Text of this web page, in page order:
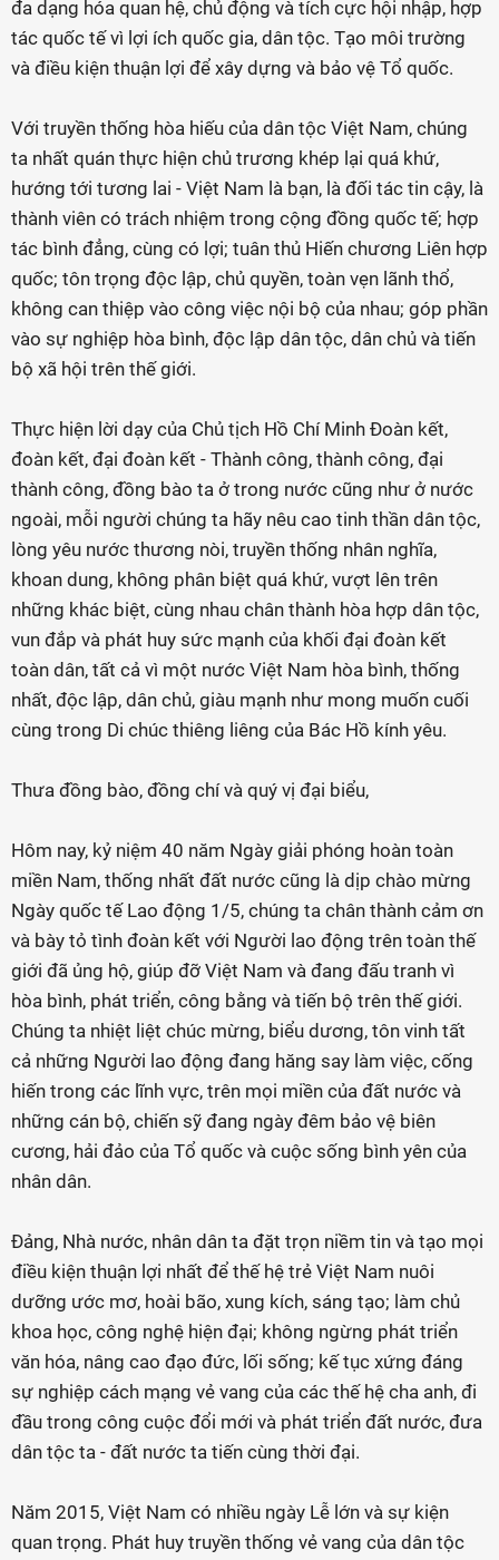
đa dạng hóa quan hệ, chủ động và tích cực hội nhập, hợp
tác quốc tế vì lợi ích quốc gia, dân tộc. Tạo môi trường
và điều kiện thuận lợi để xây dựng và bảo vệ Tổ quốc.
Với truyền thống hòa hiếu của dân tộc Việt Nam, chúng
ta nhất quán thực hiện chủ trương khép lại quá khứ,
hướng tới tương lai - Việt Nam là bạn, là đối tác tin cậy, là
thành viên có trách nhiệm trong cộng đồng quốc tế; hợp
tác bình đẳng, cùng có lợi; tuân thủ Hiến chương Liên hợp
quốc; tôn trọng độc lập, chủ quyền, toàn vẹn lãnh thổ,
không can thiệp vào công việc nội bộ của nhau; góp phần
vào sự nghiệp hòa bình, độc lập dân tộc, dân chủ và tiến
bộ xã hội trên thế giới.
Thực hiện lời dạy của Chủ tịch Hồ Chí Minh Đoàn kết,
đoàn kết, đại đoàn kết - Thành công, thành công, đại
thành công, đồng bào ta ở trong nước cũng như ở nước
ngoài, mỗi người chúng ta hãy nêu cao tinh thần dân tộc,
lòng yêu nước thương nòi, truyền thống nhân nghĩa,
khoan dung, không phân biệt quá khứ, vượt lên trên
những khác biệt, cùng nhau chân thành hòa hợp dân tộc,
vun đắp và phát huy sức mạnh của khối đại đoàn kết
toàn dân, tất cả vì một nước Việt Nam hòa bình, thống
nhất, độc lập, dân chủ, giàu mạnh như mong muốn cuối
cùng trong Di chúc thiêng liêng của Bác Hồ kính yêu.
Thưa đồng bào, đồng chí và quý vị đại biểu,
Hôm nay, kỷ niệm 40 năm Ngày giải phóng hoàn toàn
miền Nam, thống nhất đất nước cũng là dịp chào mừng
Ngày quốc tế Lao động 1/5, chúng ta chân thành cảm ơn
và bày tỏ tình đoàn kết với Người lao động trên toàn thế
giới đã ủng hộ, giúp đỡ Việt Nam và đang đấu tranh vì
hòa bình, phát triển, công bằng và tiến bộ trên thế giới.
Chúng ta nhiệt liệt chúc mừng, biểu dương, tôn vinh tất
cả những Người lao động đang hăng say làm việc, cống
hiến trong các lĩnh vực, trên mọi miền của đất nước và
những cán bộ, chiến sỹ đang ngày đêm bảo vệ biên
cương, hải đảo của Tổ quốc và cuộc sống bình yên của
nhân dân.
Đảng, Nhà nước, nhân dân ta đặt trọn niềm tin và tạo mọi
điều kiện thuận lợi nhất để thế hệ trẻ Việt Nam nuôi
dưỡng ước mơ, hoài bão, xung kích, sáng tạo; làm chủ
khoa học, công nghệ hiện đại; không ngừng phát triển
văn hóa, nâng cao đạo đức, lối sống; kế tục xứng đáng
sự nghiệp cách mạng vẻ vang của các thế hệ cha anh, đi
đầu trong công cuộc đổi mới và phát triển đất nước, đưa
dân tộc ta - đất nước ta tiến cùng thời đại.
Năm 2015, Việt Nam có nhiều ngày Lễ lớn và sự kiện
quan trọng. Phát huy truyền thống vẻ vang của dân tộc